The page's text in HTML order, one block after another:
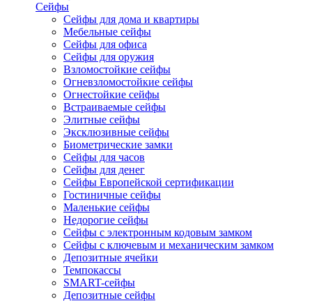
Сейфы
Сейфы для дома и квартиры
Мебельные сейфы
Сейфы для офиса
Сейфы для оружия
Взломостойкие сейфы
Огневзломостойкие сейфы
Огнестойкие сейфы
Встраиваемые сейфы
Элитные сейфы
Эксклюзивные сейфы
Биометрические замки
Сейфы для часов
Сейфы для денег
Сейфы Европейской сертификации
Гостиничные сейфы
Маленькие сейфы
Недорогие сейфы
Сейфы с электронным кодовым замком
Сейфы с ключевым и механическим замком
Депозитные ячейки
Темпокассы
SMART-сейфы
Депозитные сейфы